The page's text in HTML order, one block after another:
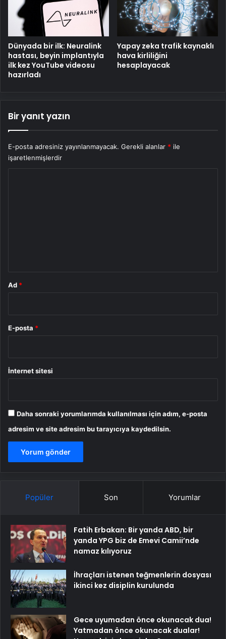
Dünyada bir ilk: Neuralink
hastası, beyin implantıyla
ilk kez YouTube videosu
hazırladı
Yapay zeka trafik kaynaklı
hava kirliliğini
hesaplayacak
Bir yanıt yazın
E-posta adresiniz yayınlanmayacak. Gerekli alanlar * ile
işaretlenmişlerdir
Ad *
E-posta *
İnternet sitesi
Daha sonraki yorumlarımda kullanılması için adım, e-posta
adresim ve site adresim bu tarayıcıya kaydedilsin.
Popüler Son Yorumlar
Fatih Erbakan: Bir yanda ABD, bir
yanda YPG biz de Emevi Camii’nde
namaz kılıyoruz
İhraçları istenen teğmenlerin dosyası
ikinci kez disiplin kurulunda
Gece uyumadan önce okunacak dua!
Yatmadan önce okunacak dualar!